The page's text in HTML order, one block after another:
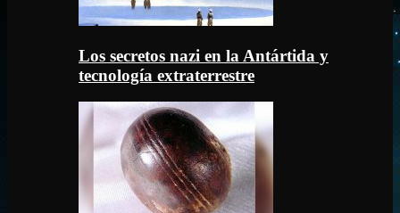
Los secretos nazi en la Antártida y
tecnología extraterrestre